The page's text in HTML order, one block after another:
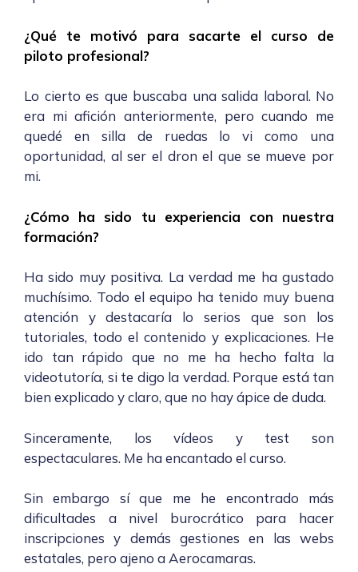
¿Qué te motivó para sacarte el curso de
piloto profesional?
Lo cierto es que buscaba una salida laboral. No
era mi afición anteriormente, pero cuando me
quedé en silla de ruedas lo vi como una
oportunidad, al ser el dron el que se mueve por
mi.
¿Cómo ha sido tu experiencia con nuestra
formación?
Ha sido muy positiva. La verdad me ha gustado
muchísimo. Todo el equipo ha tenido muy buena
atención y destacaría lo serios que son los
tutoriales, todo el contenido y explicaciones. He
ido tan rápido que no me ha hecho falta la
videotutoría, si te digo la verdad. Porque está tan
bien explicado y claro, que no hay ápice de duda.
Sinceramente, los vídeos y test son
espectaculares. Me ha encantado el curso.
Sin embargo sí que me he encontrado más
dificultades a nivel burocrático para hacer
inscripciones y demás gestiones en las webs
estatales, pero ajeno a Aerocamaras.